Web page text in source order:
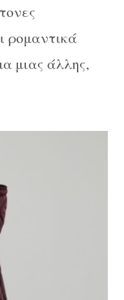
ρομαντικά
μιας άλλης,